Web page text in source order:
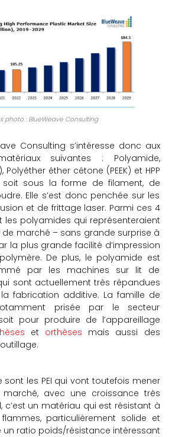
photo : BlueWeave Consulting
Consulting s’intéresse donc aux
suivantes : Polyamide,
Polyéther éther cétone (PEEK) et HPP
soit sous la forme de filament, de
Elle s’est donc penchée sur les
et de frittage laser. Parmi ces 4
les polyamides qui représenteraient
marché – sans grande surprise à
la plus grande facilité d’impression
De plus, le polyamide est
par les machines sur lit de
sont actuellement très répandues
fabrication additive. La famille de
prisée par le secteur
pour produire de l’appareillage
et orthèses mais aussi des
sont les PEI qui vont toutefois mener
avec une croissance très
c’est un matériau qui est résistant à
particulièrement solide et
un ratio poids/résistance intéressant